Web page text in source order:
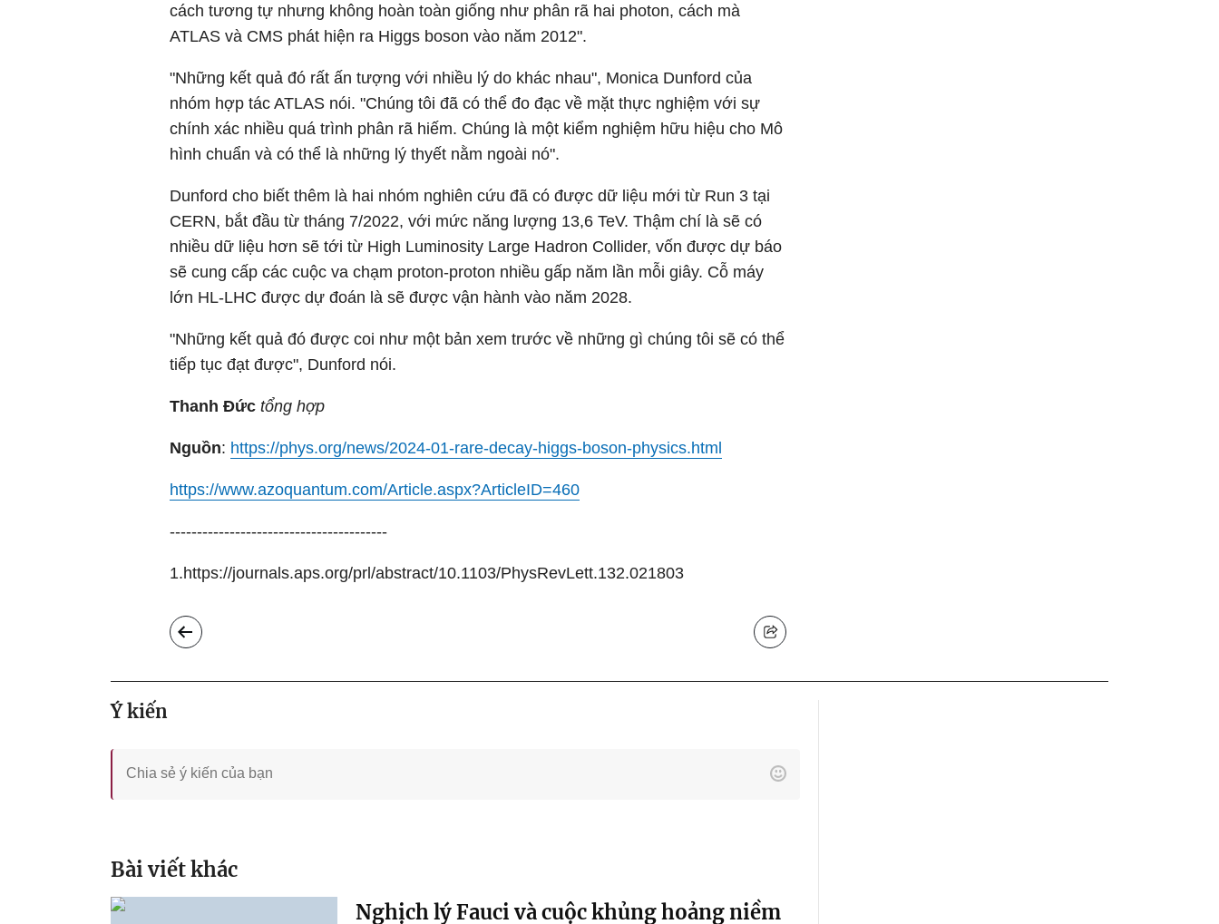
cách tương tự nhưng không hoàn toàn giống như phân rã hai photon, cách mà
ATLAS và CMS phát hiện ra Higgs boson vào năm 2012".
"Những kết quả đó rất ấn tượng với nhiều lý do khác nhau", Monica Dunford của
nhóm hợp tác ATLAS nói. "Chúng tôi đã có thể đo đạc về mặt thực nghiệm với sự
chính xác nhiều quá trình phân rã hiếm. Chúng là một kiểm nghiệm hữu hiệu cho Mô
hình chuẩn và có thể là những lý thyết nằm ngoài nó".
Dunford cho biết thêm là hai nhóm nghiên cứu đã có được dữ liệu mới từ Run 3 tại
CERN, bắt đầu từ tháng 7/2022, với mức năng lượng 13,6 TeV. Thậm chí là sẽ có
nhiều dữ liệu hơn sẽ tới từ High Luminosity Large Hadron Collider, vốn được dự báo
sẽ cung cấp các cuộc va chạm proton-proton nhiều gấp năm lần mỗi giây. Cỗ máy
lớn HL-LHC được dự đoán là sẽ được vận hành vào năm 2028.
"Những kết quả đó được coi như một bản xem trước về những gì chúng tôi sẽ có thể
tiếp tục đạt được", Dunford nói.
Thanh Đức tổng hợp
Nguồn: https://phys.org/news/2024-01-rare-decay-higgs-boson-physics.html
https://www.azoquantum.com/Article.aspx?ArticleID=460
----------------------------------------
1.https://journals.aps.org/prl/abstract/10.1103/PhysRevLett.132.021803
Ý kiến
Bài viết khác
Nghịch lý Fauci và cuộc khủng hoảng niềm